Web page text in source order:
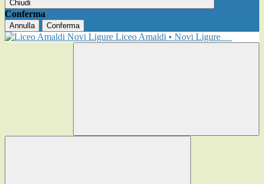
Chiudi
Conferma
Annulla Conferma
Liceo Amaldi • Novi Ligure